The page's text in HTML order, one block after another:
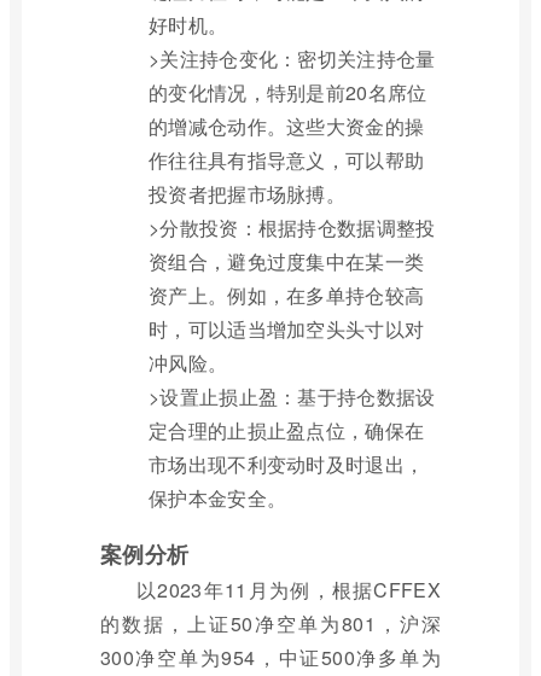
好时机。
>关注持仓变化：密切关注持仓量
的变化情况，特别是前20名席位
的增减仓动作。这些大资金的操
作往往具有指导意义，可以帮助
投资者把握市场脉搏。
>分散投资：根据持仓数据调整投
资组合，避免过度集中在某一类
资产上。例如，在多单持仓较高
时，可以适当增加空头头寸以对
冲风险。
>设置止损止盈：基于持仓数据设
定合理的止损止盈点位，确保在
市场出现不利变动时及时退出，
保护本金安全。
案例分析
以2023年11月为例，根据CFFEX
的数据，上证50净空单为801，沪深
300净空单为954，中证500净多单为